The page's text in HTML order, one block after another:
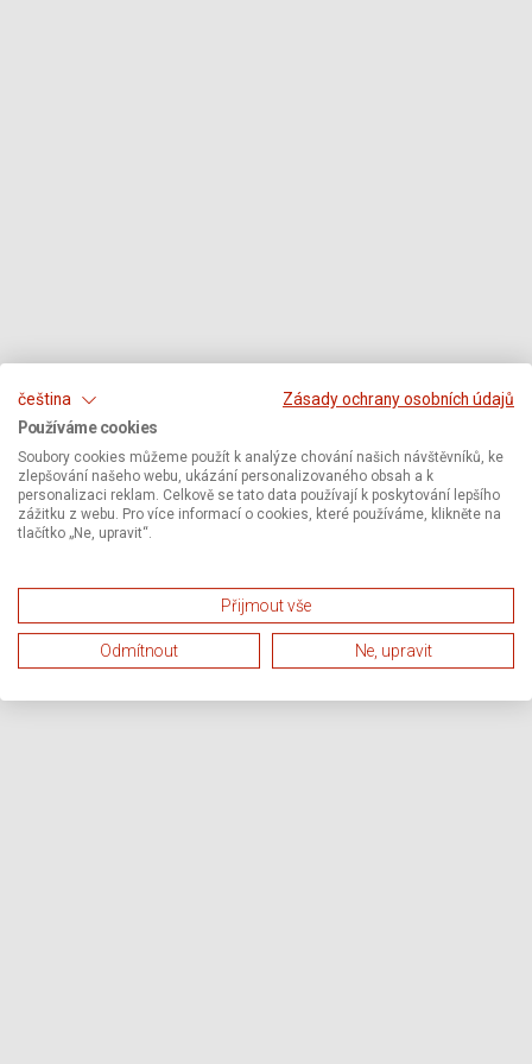
čeština
Zásady ochrany osobních údajů
Používáme cookies
Soubory cookies můžeme použít k analýze chování našich návštěvníků, ke
zlepšování našeho webu, ukázání personalizovaného obsah a k
personalizaci reklam. Celkově se tato data používají k poskytování lepšího
zážitku z webu. Pro více informací o cookies, které používáme, klikněte na
tlačítko „Ne, upravit“.
Přijmout vše
Odmítnout Ne, upravit